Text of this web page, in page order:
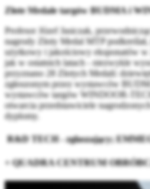
Złote Medale targów BUDMA i
Profesor Józef Jasiczak,
nagrody Złoty Medal MTP
użytkowy i jakościowy eksponatów w
jak w ostatnich latach - niezwykle
przyznano 28 Złotych Medali:
zgłoszonym przez wystawców
wystawców targów WINDOOR-
otwarcia przedstawiciele
dyplomy.
R&D TECH - zgłaszający;
+ QUADRA CENTRUM